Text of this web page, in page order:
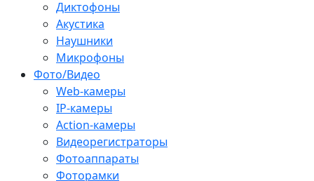
Диктофоны
Акустика
Наушники
Микрофоны
Фото/Видео
Web-камеры
IP-камеры
Action-камеры
Видеорегистраторы
Фотоаппараты
Фоторамки